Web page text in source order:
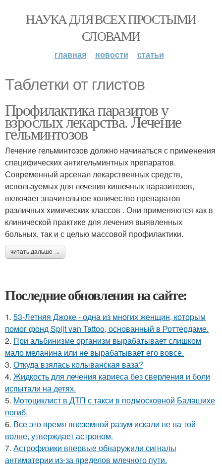
НАУКА ДЛЯ ВСЕХ ПРОСТЫМИ
СЛОВАМИ
главная новости статьи
Таблетки от глистов
Профилактика паразитов у
взрослых лекарства. Лечение
гельминтозов
Лечение гельминтозов должно начинаться с применения
специфических антигельминтных препаратов.
Современный арсенал лекарственных средств,
используемых для лечения кишечных паразитозов,
включает значительное количество препаратов
различных химических классов . Они применяются как в
клинической практике для лечения выявленных
больных, так и с целью массовой профилактики.
читать дальше →
Последние обновления на сайте:
1. 53-Летняя Джоке - одна из многих женщин, которым
помог фонд Spijt van Tattoo, основанный в Роттердаме.
2. При альбинизме организм вырабатывает слишком
мало меланина или не вырабатывает его вовсе.
3. Откуда взялась колыванская ваза?
4. Жидкость для лечения кариеса без сверления и боли
испытали на детях.
5. Moтоциклист в ДТП с такси в подмосковной Балашихе
погиб.
6. Все это время внеземной разум искали не на той
волне, утверждает астроном.
7. Астрофизики впервые обнаружили сигналы
антиматерии из-за пределов млечного пути.